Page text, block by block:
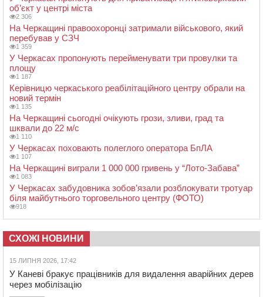
об’єкт у центрі міста
2 306
На Черкащині правоохоронці затримали військового, який
перебував у СЗЧ
1 359
У Черкасах пропонують перейменувати три провулки та
площу
1 187
Керівницю черкаського реабілітаційного центру обрали на
новий термін
1 135
На Черкащині сьогодні очікують грози, зливи, град та
шквали до 22 м/с
1 110
У Черкасах поховають полеглого оператора БпЛА
1 107
На Черкащині виграли 1 000 000 гривень у “Лото-Забава”
1 083
У Черкасах забудовника зобов’язали розблокувати тротуар
біля майбутнього торговельного центру (ФОТО)
918
СХОЖІ НОВИНИ
15 ЛИПНЯ 2026, 17:42
У Каневі бракує працівників для видалення аварійних дерев
через мобілізацію